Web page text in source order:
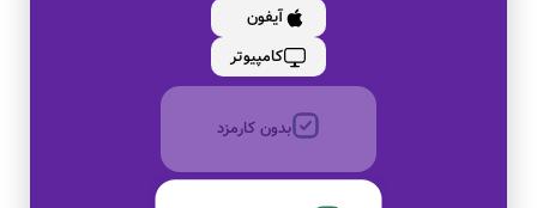
آیفون
کامپیوتر
به صورت اقساط
بدون کارمزد